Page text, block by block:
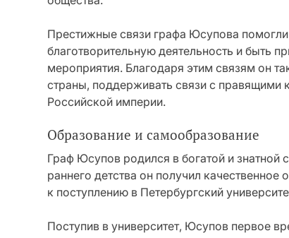
Престижные связи графа Юсупова
благотворительную деятельность и
мероприятия. Благодаря этим связям он
страны, поддерживать связи с правящими
Российской империи.
Образование и самообразование
Граф Юсупов родился в богатой и
раннего детства он получил качественное
к поступлению в Петербургский
Поступив в университет, Юсупов первое